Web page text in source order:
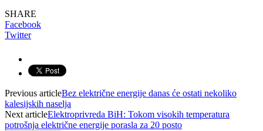
SHARE
Facebook
Twitter
Previous articleBez električne energije danas će ostati nekoliko
kalesijskih naselja
Next articleElektroprivreda BiH: Tokom visokih temperatura
potrošnja električne energije porasla za 20 posto